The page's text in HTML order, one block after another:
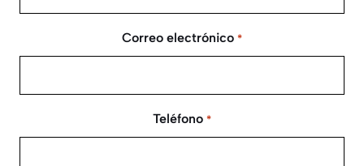
Correo electrónico *
Teléfono *